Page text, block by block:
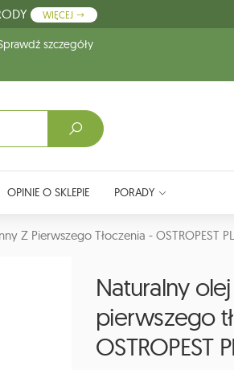
WIĘCEJ
szczegóły
OPINIE O SKLEPIE PORADY
Z Pierwszego Tłoczenia - OSTROPEST
Naturalny
pierwszego
OSTROPEST